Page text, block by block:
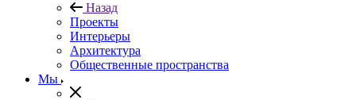
Назад
Проекты
Интерьеры
Архитектура
Общественные пространства
Мы